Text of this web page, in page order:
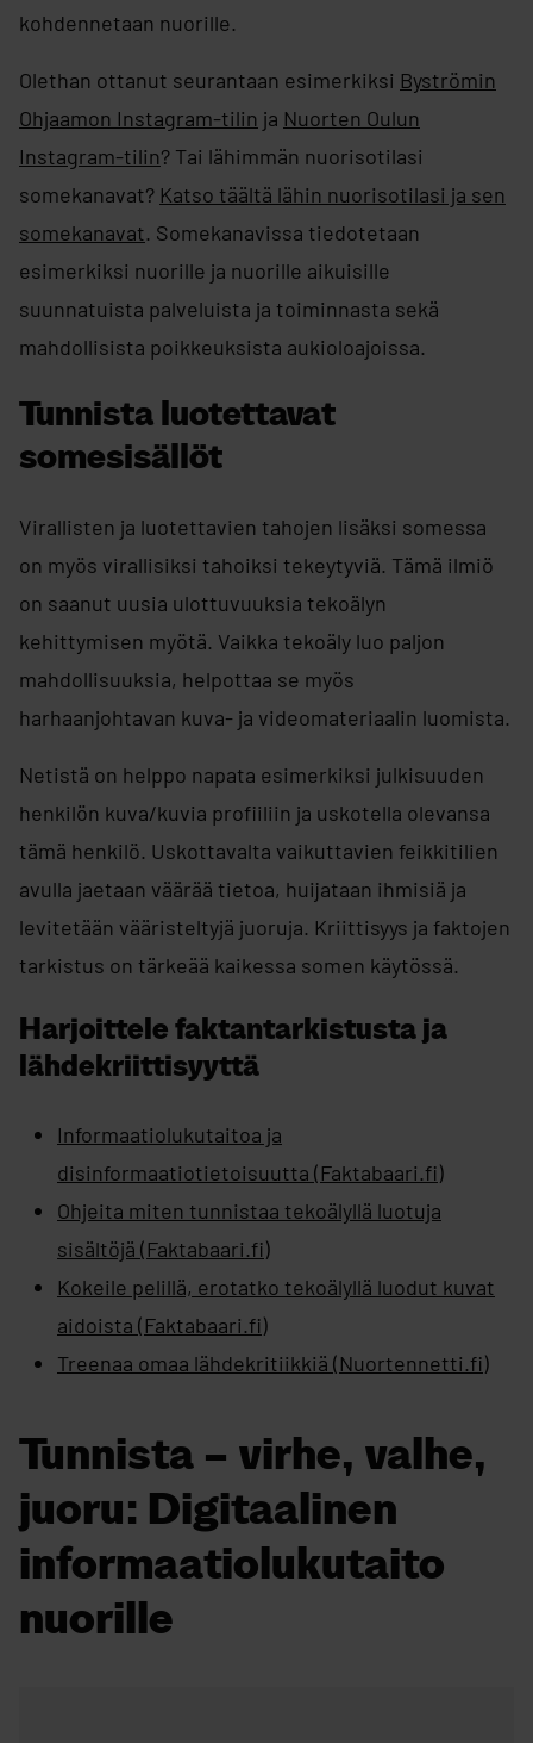
kohdennetaan nuorille.
Olethan ottanut seurantaan esimerkiksi Byströmin
Ohjaamon Instagram-tilin ja Nuorten Oulun
Instagram-tilin? Tai lähimmän nuorisotilasi
somekanavat? Katso täältä lähin nuorisotilasi ja sen
somekanavat. ​Somekanavissa tiedotetaan
esimerkiksi nuorille ja nuorille aikuisille
suunnatuista palveluista ja toiminnasta sekä
mahdollisista poikkeuksista aukioloajoissa.
Tunnista luotettavat
somesisällöt
Virallisten ja luotettavien tahojen lisäksi somessa
on myös virallisiksi tahoiksi tekeytyviä. Tämä ilmiö
on saanut uusia ulottuvuuksia tekoälyn
kehittymisen myötä. Vaikka tekoäly luo paljon
mahdollisuuksia, helpottaa se myös
harhaanjohtavan kuva- ja videomateriaalin luomista.
Netistä on helppo napata esimerkiksi julkisuuden
henkilön kuva/kuvia profiiliin ja uskotella olevansa
tämä henkilö. Uskottavalta vaikuttavien feikkitilien
avulla jaetaan väärää tietoa, huijataan ihmisiä ja
levitetään vääristeltyjä juoruja. Kriittisyys ja faktojen
tarkistus on tärkeää kaikessa somen käytössä.​
Harjoittele faktantarkistusta ja
lähdekriittisyyttä
Informaatiolukutaitoa ja
disinformaatiotietoisuutta (Faktabaari.fi)
Ohjeita miten tunnistaa tekoälyllä luotuja
sisältöjä (Faktabaari.fi)
Kokeile pelillä, erotatko tekoälyllä luodut kuvat
aidoista (Faktabaari.fi)
Treenaa omaa lähdekritiikkiä (Nuortennetti.fi)
Tunnista – virhe, valhe,
juoru: Digitaalinen
informaatiolukutaito
nuorille